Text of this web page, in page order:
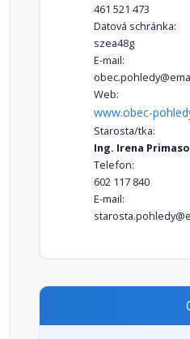
461 521 473
Datová schránka:
szea48g
E-mail:
Web:
www.obec-
Starosta/tka:
Ing. Irena
Telefon:
602 117 840
E-mail: